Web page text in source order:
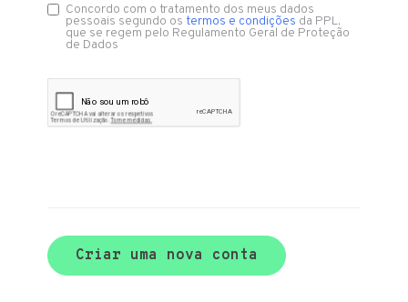
Concordo com o tratamento dos meus dados
pessoais segundo ostermos e condições da PPL,
que se regem pelo Regulamento Geral de Proteção
de Dados
Criar uma nova conta